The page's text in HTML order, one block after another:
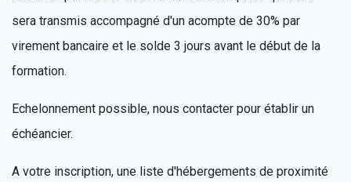
sera transmis accompagné d'un acompte de 30% par
virement bancaire et le solde 3 jours avant le début de la
formation.
Echelonnement possible, nous contacter pour établir un
échéancier.
A votre inscription, une liste d'hébergements de proximité